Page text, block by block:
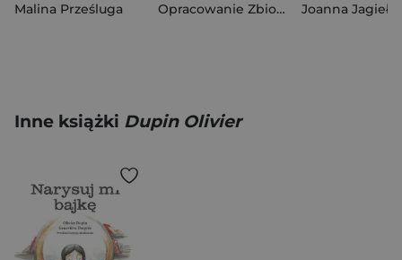
Malina Prześluga Opracowanie Zbiorowe Joanna Jagiełło
Inne książki Dupin Olivier